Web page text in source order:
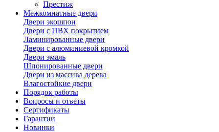
Престиж
Межкомнатные двери
Двери экошпон
Двери с ПВХ покрытием
Ламинированные двери
Двери с алюминиевой кромкой
Двери эмаль
Шпонированные двери
Двери из массива дерева
Влагостойкие двери
Порядок работы
Вопросы и ответы
Сертификаты
Гарантии
Новинки